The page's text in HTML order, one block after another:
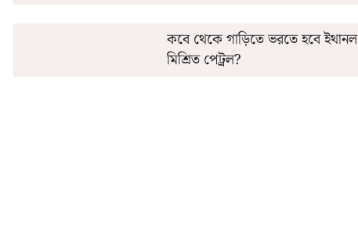
কবে থেকে গাড়িতে ভরতে হবে ইথানল
মিশ্রিত পেট্রল?